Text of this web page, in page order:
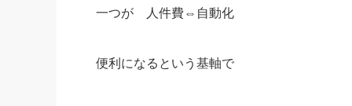
一つが 人件費⇔自動化
便利になるという基軸で